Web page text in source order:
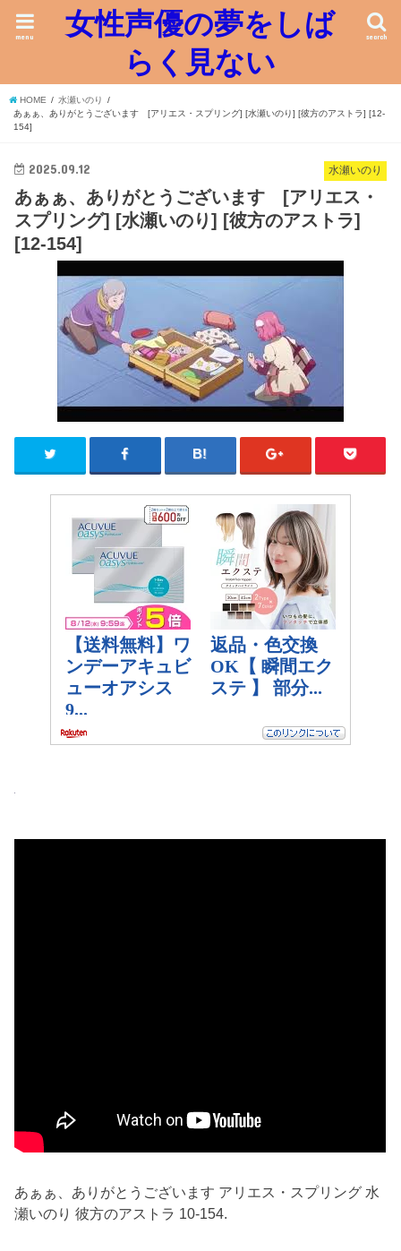
女性声優の夢をしば
らく見ない
search
menu
HOME
水瀬いのり
あぁぁ、ありがとうございます [アリエス・スプリング] [水瀬いのり] [彼方のアストラ] [12-
154]
水瀬いのり
2025.09.12
あぁぁ、ありがとうございます [アリエス・
スプリング] [水瀬いのり] [彼方のアストラ]
[12-154]
あぁぁ、ありがとうございます アリエス・スプリング 水
瀬いのり 彼方のアストラ 10-154.